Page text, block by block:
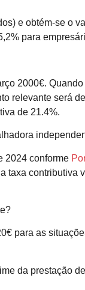
e obtém-se o
para
2000€.
relevante será
de 21.4%.
2024 conforme
para as
da prestação